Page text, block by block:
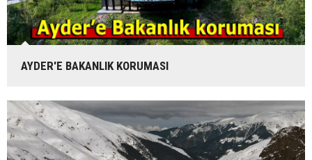
AYDER'E BAKANLIK KORUMASI